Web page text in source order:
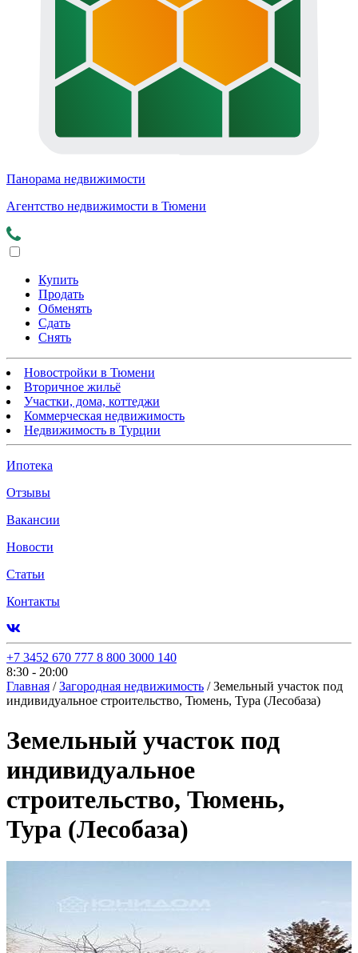
Панорама недвижимости
Агентство недвижимости в Тюмени
Купить
Продать
Обменять
Сдать
Снять
Новостройки в Тюмени
Вторичное жильё
Участки, дома, коттеджи
Коммерческая недвижимость
Недвижимость в Турции
Ипотека
Отзывы
Вакансии
Новости
Статьи
Контакты
+7 3452 670 777 8 800 3000 140
8:30 - 20:00
Главная / Загородная недвижимость / Земельный участок под
индивидуальное строительство, Тюмень, Тура (Лесобаза)
Земельный участок под
индивидуальное
строительство, Тюмень,
Тура (Лесобаза)